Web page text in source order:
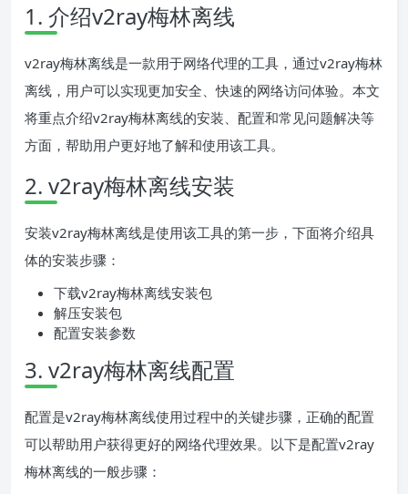
1. 介绍v2ray梅林离线
v2ray梅林离线是一款用于网络代理的工具，通过v2ray梅林
离线，用户可以实现更加安全、快速的网络访问体验。本文
将重点介绍v2ray梅林离线的安装、配置和常见问题解决等
方面，帮助用户更好地了解和使用该工具。
2. v2ray梅林离线安装
安装v2ray梅林离线是使用该工具的第一步，下面将介绍具
体的安装步骤：
下载v2ray梅林离线安装包
解压安装包
配置安装参数
3. v2ray梅林离线配置
配置是v2ray梅林离线使用过程中的关键步骤，正确的配置
可以帮助用户获得更好的网络代理效果。以下是配置v2ray
梅林离线的一般步骤：